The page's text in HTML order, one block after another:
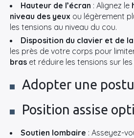
Hauteur de l’écran : Alignez le
niveau des yeux ou légèrement
les tensions au niveau du cou.
Disposition du clavier et de
les près de votre corps pour
bras et réduire les tensions sur
Adopter une
Position assise
Soutien lombaire : Asseyez-